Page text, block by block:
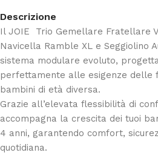
Descrizione
Il JOIE Trio Gemellare Fratellare
Navicella Ramble XL e Seggiolino
sistema modulare evoluto,
perfettamente alle esigenze delle
bambini di età diversa.
Grazie all’elevata flessibilità di
accompagna la crescita dei tuoi
4 anni, garantendo comfort,
quotidiana.